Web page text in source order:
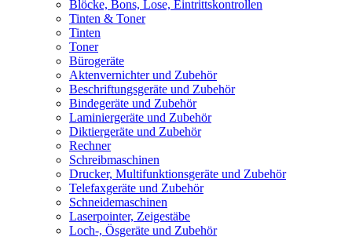
Blöcke, Bons, Lose, Eintrittskontrollen
Tinten & Toner
Tinten
Toner
Bürogeräte
Aktenvernichter und Zubehör
Beschriftungsgeräte und Zubehör
Bindegeräte und Zubehör
Laminiergeräte und Zubehör
Diktiergeräte und Zubehör
Rechner
Schreibmaschinen
Drucker, Multifunktionsgeräte und Zubehör
Telefaxgeräte und Zubehör
Schneidemaschinen
Laserpointer, Zeigestäbe
Loch-, Ösgeräte und Zubehör